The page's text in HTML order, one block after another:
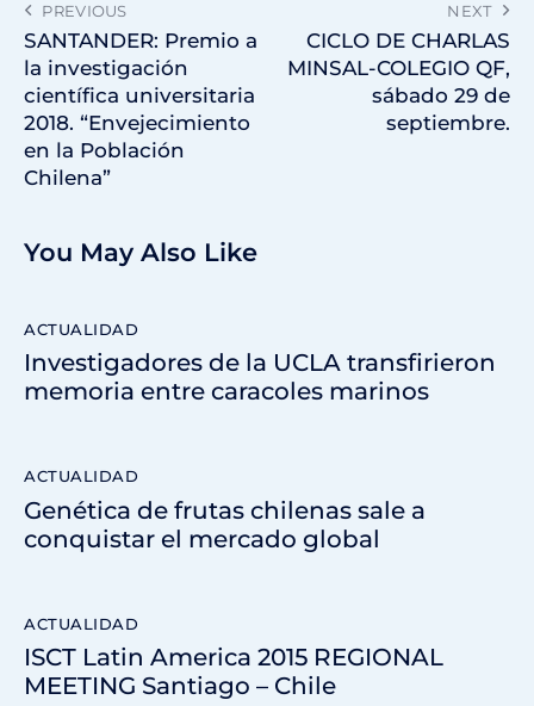
PREVIOUS
SANTANDER: Premio a
la investigación
científica universitaria
2018. “Envejecimiento
en la Población
Chilena”
NEXT
CICLO DE CHARLAS
MINSAL-COLEGIO QF,
sábado 29 de
septiembre.
You May Also Like
ACTUALIDAD
Investigadores de la UCLA transfirieron
memoria entre caracoles marinos
ACTUALIDAD
Genética de frutas chilenas sale a
conquistar el mercado global
ACTUALIDAD
ISCT Latin America 2015 REGIONAL
MEETING Santiago – Chile